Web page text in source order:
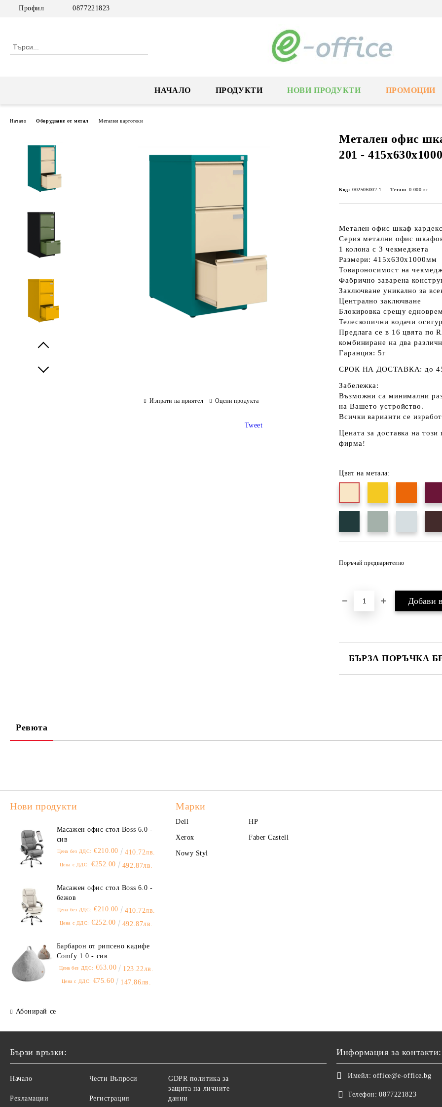
Профил 0877221823
НАЧАЛО ПРОДУКТИ НОВИ ПРОДУКТИ ПРОМОЦИИ
Начало Оборудване от метал Метални картотеки
Метален офис
201 -
Код: 002506002-1 Тегло: 0.000 кг
Метален офис шкаф
Серия метални офис
1 колона с 3 чекмеджета
Размери: 415x630x1000мм
Товароносимост на
Фабрично заварена
Заключване уникално за
Централно заключване
Блокировка срещу
Телескопични водачи
Предлага се в 16 цвята по
комбиниране на два
Гаранция: 5г
СРОК НА ДОСТАВКА: до
Забележка:
Възможни са минимални
на Вашето устройство.
Всички варианти се
Цената за доставка на
фирма!
Цвят на метала:
Поръчай предварително
БЪРЗА ПОРЪЧКА
Изпрати на приятел Оцени продукта
Tweet
Ревюта
Нови продукти
Масажен офис стол Boss 6.0 -
сив
Цена без ДДС: €210.00 410.72лв.
Цена с ДДС: €252.00 492.87лв.
Масажен офис стол Boss 6.0 -
бежов
Цена без ДДС: €210.00 410.72лв.
Цена с ДДС: €252.00 492.87лв.
Барбарон от рипсено кадифе
Comfy 1.0 - сив
Цена без ДДС: €63.00 123.22лв.
Цена с ДДС: €75.60 147.86лв.
Абонирай се
Марки
Dell HP
Xerox Faber Castell
Nowy Styl
Бързи връзки:
Начало
Рекламации
Чести Въпроси
Регистрация
GDPR политика за
защита на личните
данни
Информация за контакти:
Имейл: office@e-office.bg
Телефон: 0877221823